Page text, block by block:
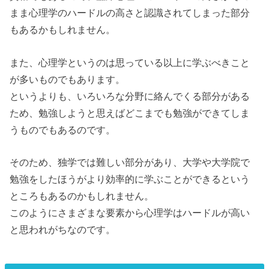
まま心理学のハードルの高さと認識されてしまった部分
もあるかもしれません。
また、心理学というのは思っている以上に学ぶべきこと
が多いものでもあります。
というよりも、いろいろな分野に絡んでくる部分がある
ため、勉強しようと思えばどこまでも勉強ができてしま
うものでもあるのです。
そのため、独学では難しい部分があり、大学や大学院で
勉強をしたほうがより効率的に学ぶことができるという
ところもあるのかもしれません。
このようにさまざまな要素から心理学はハードルが高い
と思われがちなのです。